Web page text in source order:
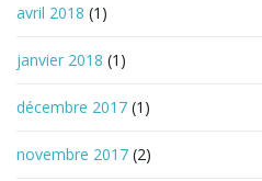
avril 2018 (1)
janvier 2018 (1)
décembre 2017 (1)
novembre 2017 (2)